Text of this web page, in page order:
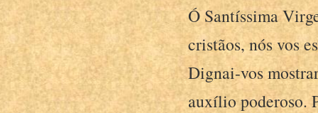
Ó Santíssima
cristãos, nós vos
Dignai-vos
auxílio poderoso.